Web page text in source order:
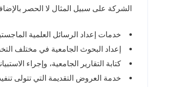
الشركة على سبيل المثال لا الحصر
خدمات إعداد الرسائل العلمية
إعداد البحوث الجامعية في مختلف
كتابة التقارير الجامعية، وإجراء
خدمة العروض التقديمة التي تتولى